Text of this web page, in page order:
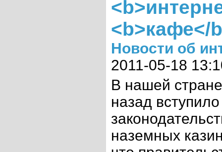
<b>кафе</
Новости об
2011-05-18
В нашей
назад
наземных